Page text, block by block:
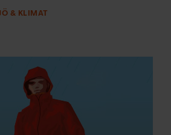
& KLIMAT